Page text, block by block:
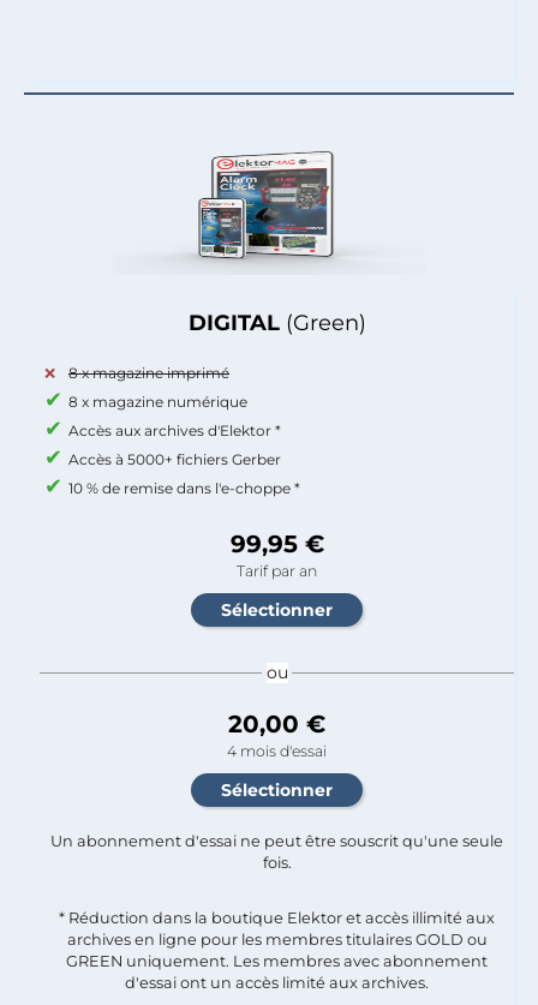
DIGITAL (Green)
8 x magazine imprimé
8 x magazine numérique
Accès aux archives d'Elektor *
Accès à 5000+ fichiers Gerber
10 % de remise dans l'e-choppe *
99,95 €
Tarif par an
ou
20,00 €
4 mois d'essai
Un abonnement d'essai ne peut être souscrit qu'une seule
fois.​
* Réduction dans la boutique Elektor et accès illimité aux
archives en ligne pour les membres titulaires GOLD ou
GREEN uniquement. Les membres avec abonnement
d'essai ont un accès limité aux archives.